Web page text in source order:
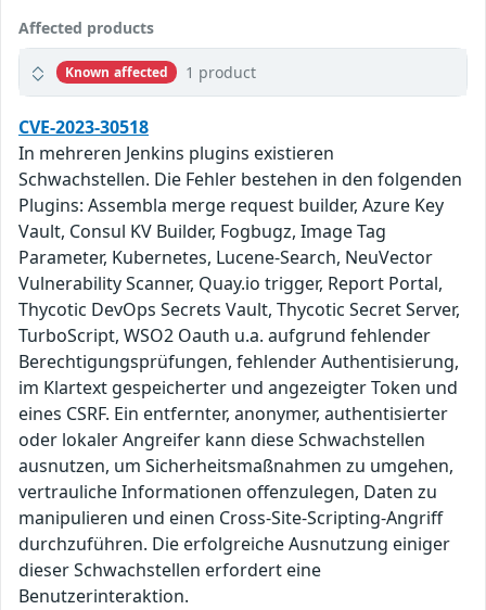
Affected products
Known affected 1 product
CVE-2023-30518
In mehreren Jenkins plugins existieren
Schwachstellen. Die Fehler bestehen in den folgenden
Plugins: Assembla merge request builder, Azure Key
Vault, Consul KV Builder, Fogbugz, Image Tag
Parameter, Kubernetes, Lucene-Search, NeuVector
Vulnerability Scanner, Quay.io trigger, Report Portal,
Thycotic DevOps Secrets Vault, Thycotic Secret Server,
TurboScript, WSO2 Oauth u.a. aufgrund fehlender
Berechtigungsprüfungen, fehlender Authentisierung,
im Klartext gespeicherter und angezeigter Token und
eines CSRF. Ein entfernter, anonymer, authentisierter
oder lokaler Angreifer kann diese Schwachstellen
ausnutzen, um Sicherheitsmaßnahmen zu umgehen,
vertrauliche Informationen offenzulegen, Daten zu
manipulieren und einen Cross-Site-Scripting-Angriff
durchzuführen. Die erfolgreiche Ausnutzung einiger
dieser Schwachstellen erfordert eine
Benutzerinteraktion.